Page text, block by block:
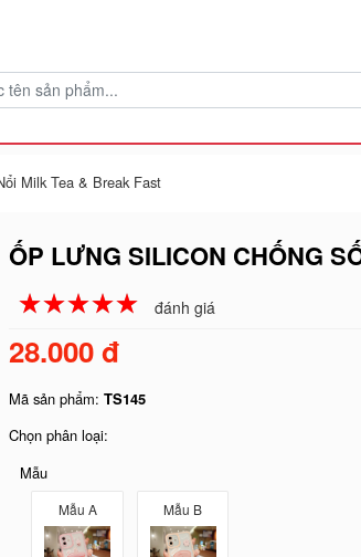
Milk Tea & Break Fast
ỐP LƯNG SILICON CHỐNG
☆☆☆☆☆
★★★★★ đánh giá
28.000 đ
Mã sản phẩm:TS145
Chọn phân loại:
Mẫu
Mẫu A Mẫu B